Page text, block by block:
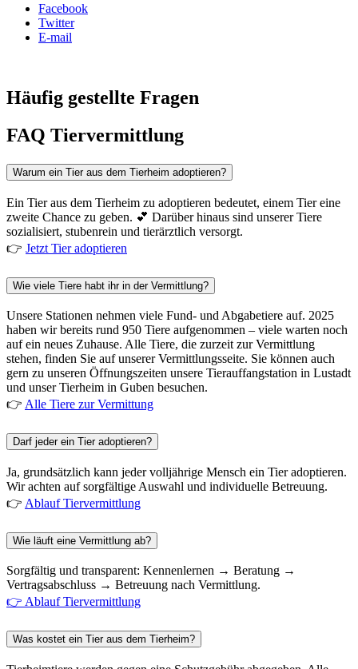
Facebook
Twitter
E-mail
Häufig gestellte Fragen
FAQ Tiervermittlung
Warum ein Tier aus dem Tierheim adoptieren?
Ein Tier aus dem Tierheim zu adoptieren bedeutet, einem Tier eine
zweite Chance zu geben. 💕 Darüber hinaus sind unserer Tiere
sozialisiert, stubenrein und tierärztlich versorgt.
👉 Jetzt Tier adoptieren
Wie viele Tiere habt ihr in der Vermittlung?
Unsere Stationen nehmen viele Fund- und Abgabetiere auf. 2025
haben wir bereits rund 950 Tiere aufgenommen – viele warten noch
auf ein neues Zuhause. Alle Tiere, die zurzeit zur Vermittlung
stehen, finden Sie auf unserer Vermittlungsseite. Sie können auch
gern zu unseren Öffnungszeiten unsere Tierauffangstation in Lustadt
und unser Tierheim in Guben besuchen.
👉 Alle Tiere zur Vermittung
Darf jeder ein Tier adoptieren?
Ja, grundsätzlich kann jeder volljährige Mensch ein Tier adoptieren.
Wir achten auf sorgfältige Auswahl und individuelle Betreuung.
👉 Ablauf Tiervermittlung
Wie läuft eine Vermittlung ab?
Sorgfältig und transparent: Kennenlernen → Beratung →
Vertragsabschluss → Betreuung nach Vermittlung.
👉 Ablauf Tiervermittlung
Was kostet ein Tier aus dem Tierheim?